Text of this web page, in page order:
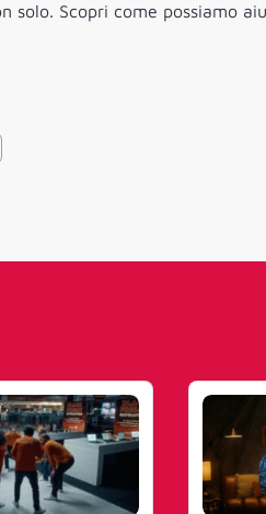
solo. Scopri come possiamo